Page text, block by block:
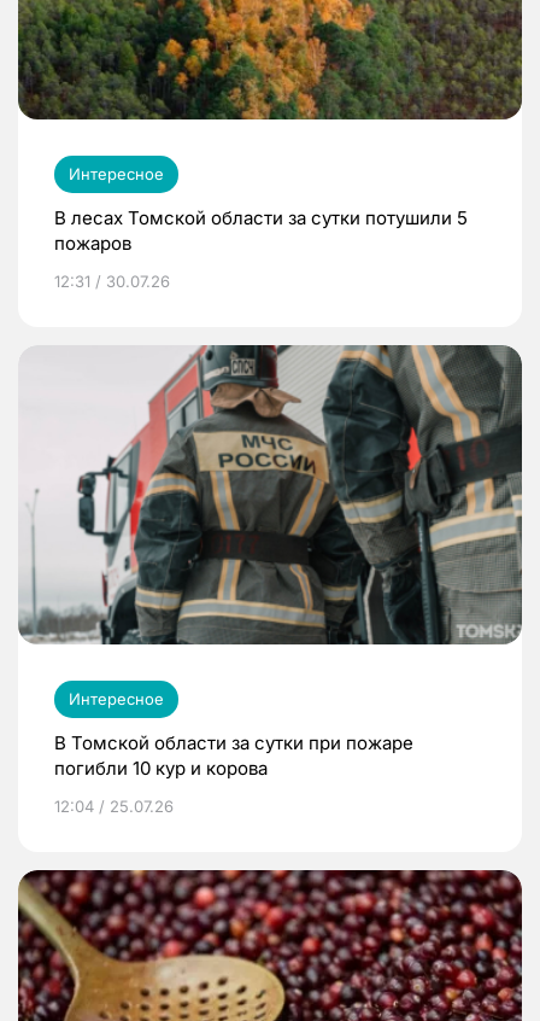
Интересное
В лесах Томской области за сутки потушили 5
пожаров
12:31 / 30.07.26
Интересное
В Томской области за сутки при пожаре
погибли 10 кур и корова
12:04 / 25.07.26